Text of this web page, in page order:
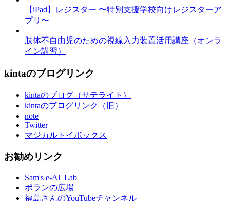
【iPad】レジスター 〜特別支援学校向けレジスターア
プリ〜
肢体不自由児のための視線入力装置活用講座（オンラ
イン講習）
kintaのブログリンク
kintaのブログ（サテライト）
kintaのブログリンク（旧）
note
Twitter
マジカルトイボックス
お勧めリンク
Sam's e-AT Lab
ポランの広場
福島さんのYouTubeチャンネル